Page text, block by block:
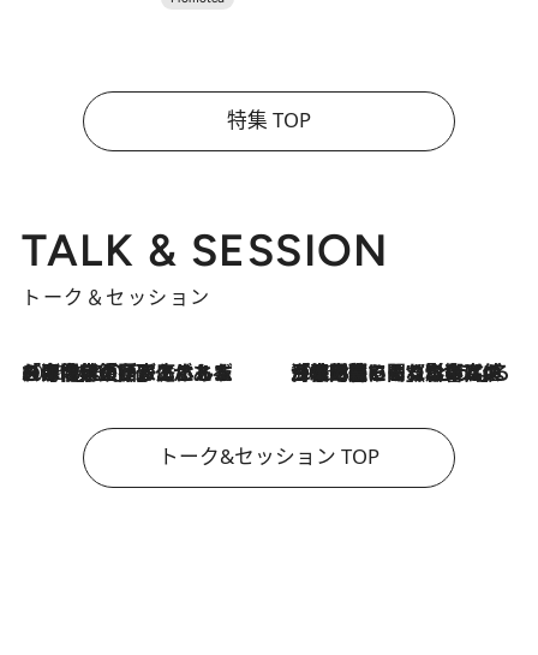
特集 TOP
TALK & SESSION
トーク＆セッション
2026.8.3
「今後値上げがあるとすれば…」「リスクがあるのは今年の冬」エネルギー専門家が語る、ホルムズ海峡封鎖が家庭にもたらす“ある心配” 2026.8.3
「住宅建てられない…」「サーチャージ料の高値が続いている」ホルムズ海峡封鎖による影響はいつまで続く？《エネルギー専門家に聞く“どうなる日本の暮らし”》
トーク&セッション TOP